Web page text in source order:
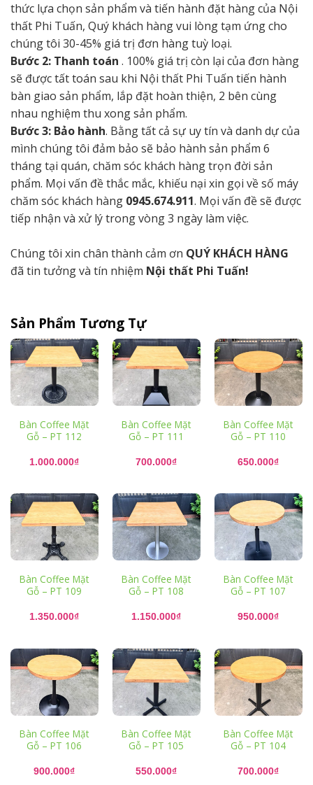
thức lựa chọn sản phẩm và tiến hành đặt hàng của Nội
thất Phi Tuấn, Quý khách hàng vui lòng tạm ứng cho
chúng tôi 30-45% giá trị đơn hàng tuỳ loại.
Bước 2: Thanh toán . 100% giá trị còn lại của đơn hàng
sẽ được tất toán sau khi Nội thất Phi Tuấn tiến hành
bàn giao sản phẩm, lắp đặt hoàn thiện, 2 bên cùng
nhau nghiệm thu xong sản phẩm.
Bước 3: Bảo hành. Bằng tất cả sự uy tín và danh dự của
mình chúng tôi đảm bảo sẽ bảo hành sản phẩm 6
tháng tại quán, chăm sóc khách hàng trọn đời sản
phẩm. Mọi vấn đề thắc mắc, khiếu nại xin gọi về số máy
chăm sóc khách hàng 0945.674.911. Mọi vấn đề sẽ được
tiếp nhận và xử lý trong vòng 3 ngày làm việc.
Chúng tôi xin chân thành cảm ơn QUÝ KHÁCH HÀNG
đã tin tưởng và tín nhiệm Nội thất Phi Tuấn!
Sản Phẩm Tương Tự
Bàn Coffee Mặt
Gỗ – PT 112
1.000.000₫
Bàn Coffee Mặt
Gỗ – PT 111
700.000₫
Bàn Coffee Mặt
Gỗ – PT 110
650.000₫
Bàn Coffee Mặt
Gỗ – PT 109
1.350.000₫
Bàn Coffee Mặt
Gỗ – PT 108
1.150.000₫
Bàn Coffee Mặt
Gỗ – PT 107
950.000₫
Bàn Coffee Mặt
Gỗ – PT 106
900.000₫
Bàn Coffee Mặt
Gỗ – PT 105
550.000₫
Bàn Coffee Mặt
Gỗ – PT 104
700.000₫